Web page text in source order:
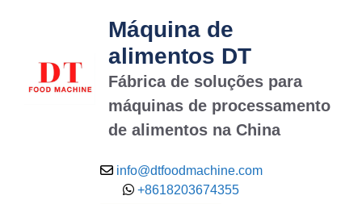
Máquina de
alimentos DT
Fábrica de soluções para
máquinas de processamento
de alimentos na China
info@dtfoodmachine.com
+8618203674355